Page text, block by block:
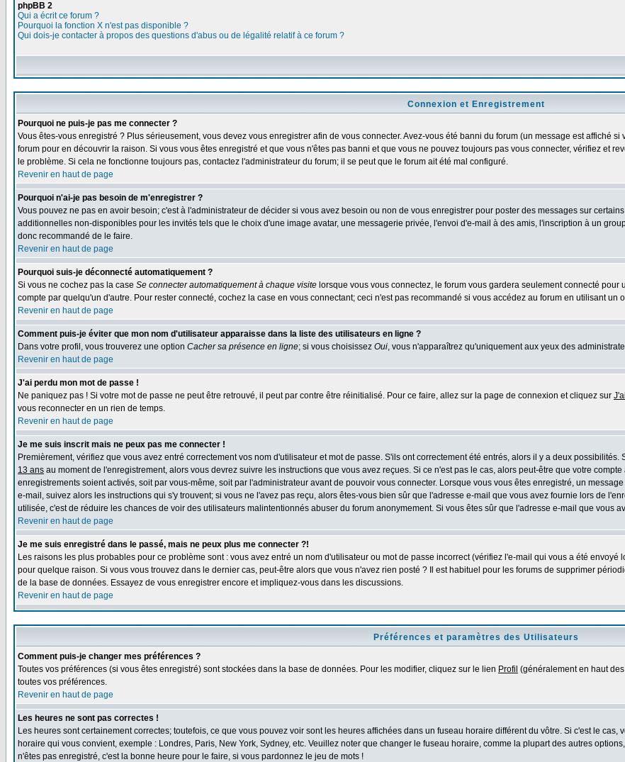
phpBB 2
Qui a écrit ce forum ?
Pourquoi la fonction X n'est pas disponible ?
Qui dois-je contacter à propos des questions d'abus ou de légalité relatif à ce forum ?
Connexion et Enregistrement
Pourquoi ne puis-je pas me connecter ?
Vous êtes-vous enregistré ? Plus sérieusement, vous devez vous enregistrer afin de vous connecter. Avez-vous été banni du forum (un message est affiché
forum pour en découvrir la raison. Si vous vous êtes enregistré et que vous n'êtes pas banni et que vous ne pouvez toujours pas vous connecter, vérifiez et
le problème. Si cela ne fonctionne toujours pas, contactez l'administrateur du forum; il se peut que le forum ait été mal configuré.
Revenir en haut de page
Pourquoi n'ai-je pas besoin de m'enregistrer ?
Vous pouvez ne pas en avoir besoin; c'est à l'administrateur de décider si vous avez besoin ou non de vous enregistrer pour poster des messages sur
additionnelles non-disponibles pour les invités tels que le choix d'une image avatar, une messagerie privée, l'envoi d'e-mail à des amis, l'inscription à un
donc recommandé de le faire.
Revenir en haut de page
Pourquoi suis-je déconnecté automatiquement ?
Si vous ne cochez pas la case Se connecter automatiquement à chaque visite lorsque vous vous connectez, le forum vous gardera seulement connecté
compte par quelqu'un d'autre. Pour rester connecté, cochez la case en vous connectant; ceci n'est pas recommandé si vous accédez au forum en utilisant
Revenir en haut de page
Comment puis-je éviter que mon nom d'utilisateur apparaisse dans la liste des utilisateurs en ligne ?
Dans votre profil, vous trouverez une option Cacher sa présence en ligne; si vous choisissez Oui, vous n'apparaîtrez qu'uniquement aux yeux des
Revenir en haut de page
J'ai perdu mon mot de passe !
Ne paniquez pas ! Si votre mot de passe ne peut être retrouvé, il peut par contre être réinitialisé. Pour ce faire, allez sur la page de connexion et cliquez sur
vous reconnecter en un rien de temps.
Revenir en haut de page
Je me suis inscrit mais ne peux pas me connecter !
Premièrement, vérifiez que vous avez entré correctement vos nom d'utilisateur et mot de passe. S'ils ont correctement été entrés, alors il y a deux
13 ans au moment de l'enregistrement, alors vous devrez suivre les instructions que vous avez reçues. Si ce n'est pas le cas, alors peut-être que votre
enregistrements soient activés, soit par vous-même, soit par l'administrateur avant de pouvoir vous connecter. Lorsque vous vous êtes enregistré, un
e-mail, suivez alors les instructions qui s'y trouvent; si vous ne l'avez pas reçu, alors êtes-vous bien sûr que l'adresse e-mail que vous avez fournie lors de
utilisée, c'est de réduire les chances de voir des utilisateurs malintentionnés abuser du forum anonymement. Si vous êtes sûr que l'adresse e-mail que vous
Revenir en haut de page
Je me suis enregistré dans le passé, mais ne peux plus me connecter ?!
Les raisons les plus probables pour ce problème sont : vous avez entré un nom d'utilisateur ou mot de passe incorrect (vérifiez l'e-mail qui vous a été
pour quelque raison. Si vous vous trouvez dans le dernier cas, peut-être alors que vous n'avez rien posté ? Il est habituel pour les forums de supprimer
de la base de données. Essayez de vous enregistrer encore et impliquez-vous dans les discussions.
Revenir en haut de page
Préférences et paramètres des Utilisateurs
Comment puis-je changer mes préférences ?
Toutes vos préférences (si vous êtes enregistré) sont stockées dans la base de données. Pour les modifier, cliquez sur le lien Profil (généralement en haut
toutes vos préférences.
Revenir en haut de page
Les heures ne sont pas correctes !
Les heures sont certainement correctes; toutefois, ce que vous pouvez voir sont les heures affichées dans un fuseau horaire différent du vôtre. Si c'est le
horaire qui vous convient, exemple : Londres, Paris, New York, Sydney, etc. Veuillez noter que changer le fuseau horaire, comme la plupart des autres
n'êtes pas enregistré, c'est la bonne heure pour le faire, si vous pardonnez le jeu de mots !